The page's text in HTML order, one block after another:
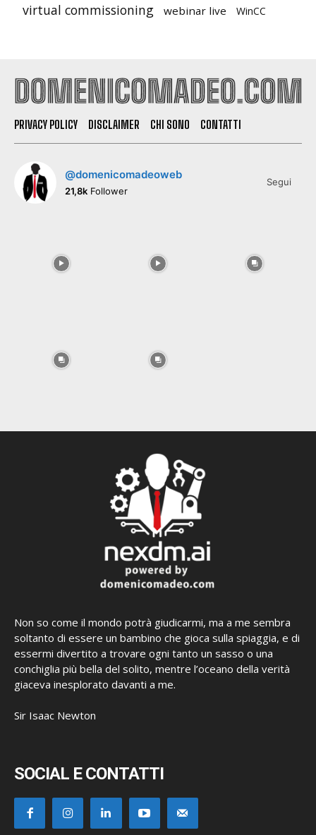
virtual commissioning webinar live WinCC
PRIVACY POLICY DISCLAIMER CHI SONO CONTATTI
@domenicomadeoweb
21,8k Follower
Segui
Non so come il mondo potrà giudicarmi, ma a me sembra
soltanto di essere un bambino che gioca sulla spiaggia, e di
essermi divertito a trovare ogni tanto un sasso o una
conchiglia più bella del solito, mentre l’oceano della verità
giaceva inesplorato davanti a me.
Sir Isaac Newton
SOCIAL E CONTATTI